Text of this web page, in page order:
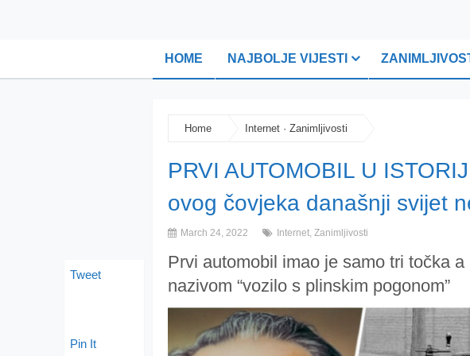
HOME NAJBOLJE VIJESTI
Home Internet · Zanimljivosti
PRVI AUTOMOBIL U
ovog čovjeka današnji svijet
March 24, 2022 Internet, Zanimljivosti
Prvi automobil imao je samo tri točka
nazivom “vozilo s plinskim pogonom”
Tweet
Pin It